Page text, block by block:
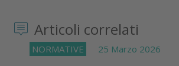
Articoli correlati
NORMATIVE 25 Marzo 2026